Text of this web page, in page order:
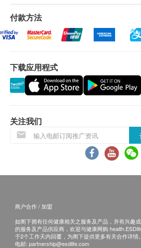
婚前检查计划(男性)，联合医
性)) 顾客需要亲自将精液样本送
址: 香港九龙长沙湾医局街555
4室(港铁长沙湾站B出口)] (电话:
运动心电图只限中环及佐敦之「联
WeWell Healthcare 专业营养咨询
地点提供，敬请致电或WhatsApp:
：6011 8607
注意：诊所之办公时间只作参考，
行通知。如有需要，请于预约时与
免责声明：
本服务/产品由商户提供。
health.ESDlife】并没有经营或
付款方法
下载应用程式
关注我们
商户合作 / 加盟
如阁下拥有任何健康相关之服务及产品，并有兴趣
的服务及产品供应商，欢迎与健康网购
于2个工作天内回覆，为阁下提供更多有关合作详情。
电邮: partnership@esdlife.com